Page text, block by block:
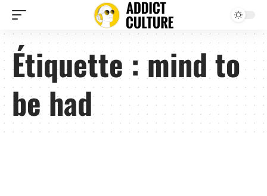
Étiquette :mind to
be had